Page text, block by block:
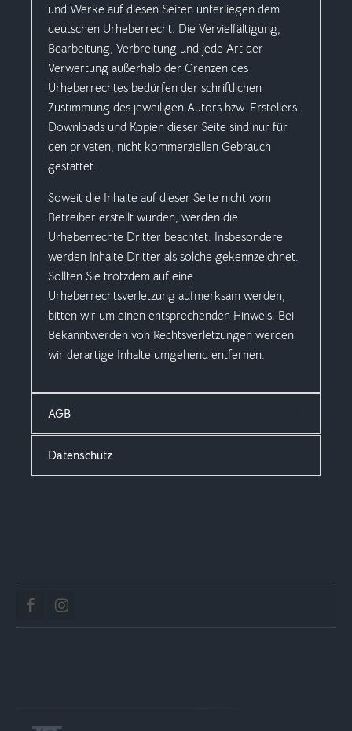
und Werke auf diesen Seiten unterliegen dem
deutschen Urheberrecht. Die Vervielfältigung,
Bearbeitung, Verbreitung und jede Art der
Verwertung außerhalb der Grenzen des
Urheberrechtes bedürfen der schriftlichen
Zustimmung des jeweiligen Autors bzw. Erstellers.
Downloads und Kopien dieser Seite sind nur für
den privaten, nicht kommerziellen Gebrauch
gestattet.
Soweit die Inhalte auf dieser Seite nicht vom
Betreiber erstellt wurden, werden die
Urheberrechte Dritter beachtet. Insbesondere
werden Inhalte Dritter als solche gekennzeichnet.
Sollten Sie trotzdem auf eine
Urheberrechtsverletzung aufmerksam werden,
bitten wir um einen entsprechenden Hinweis. Bei
Bekanntwerden von Rechtsverletzungen werden
wir derartige Inhalte umgehend entfernen.
AGB
Datenschutz